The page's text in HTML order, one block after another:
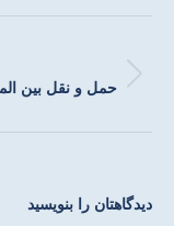
حمل و نقل بین
دیدگاهتان را بنویسید